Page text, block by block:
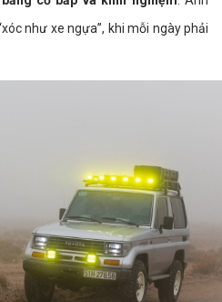
như xe ngựa”, khi mỗi ngày phải